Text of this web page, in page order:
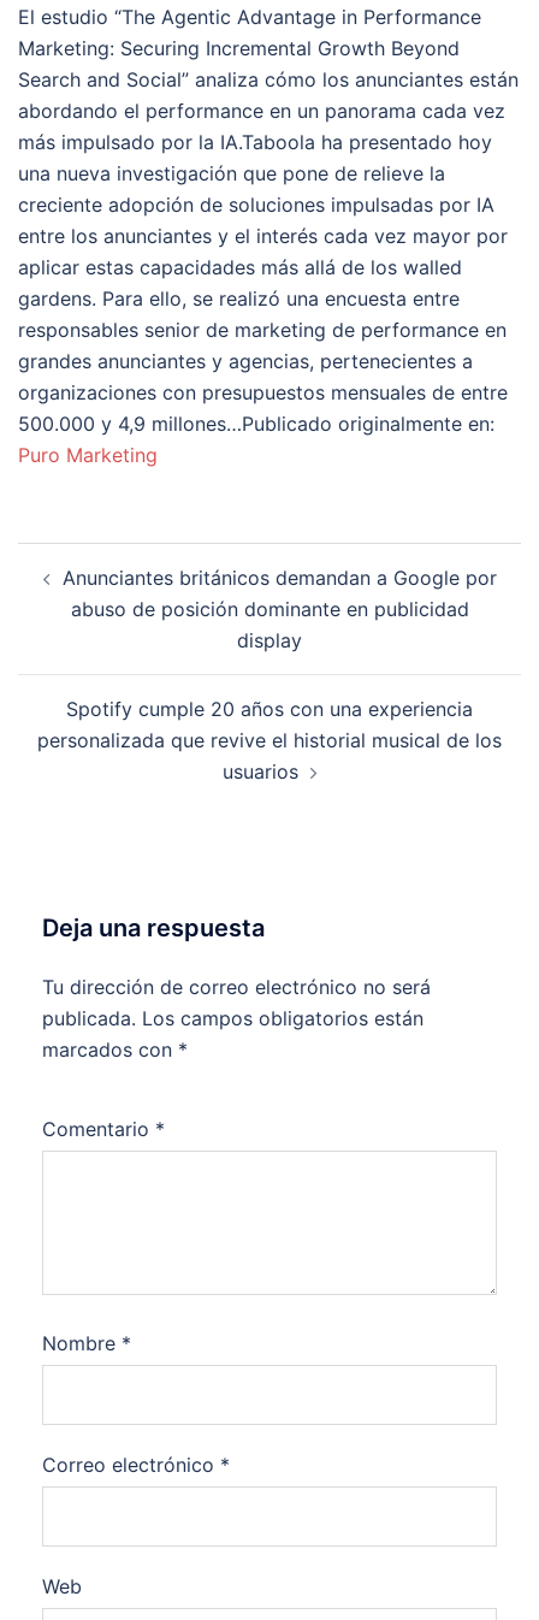
El estudio “The Agentic Advantage in Performance
Marketing: Securing Incremental Growth Beyond
Search and Social” analiza cómo los anunciantes están
abordando el performance en un panorama cada vez
más impulsado por la IA.Taboola ha presentado hoy
una nueva investigación que pone de relieve la
creciente adopción de soluciones impulsadas por IA
entre los anunciantes y el interés cada vez mayor por
aplicar estas capacidades más allá de los walled
gardens. Para ello, se realizó una encuesta entre
responsables senior de marketing de performance en
grandes anunciantes y agencias, pertenecientes a
organizaciones con presupuestos mensuales de entre
500.000 y 4,9 millones…Publicado originalmente en:
Puro Marketing
de
entradas
Anunciantes británicos demandan a Google por
abuso de posición dominante en publicidad
display
Spotify cumple 20 años con una experiencia
personalizada que revive el historial musical de los
usuarios
Deja una respuesta
Tu dirección de correo electrónico no será
publicada. Los campos obligatorios están
marcados con *
Comentario *
Nombre *
Correo electrónico *
Web